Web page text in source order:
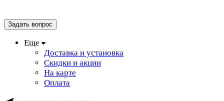
Задать вопрос
Еще
Доставка и установка
Скидки и акции
На карте
Оплата